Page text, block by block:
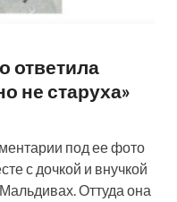
ответила
не старуха»
под ее фото
с дочкой и внучкой
Оттуда она